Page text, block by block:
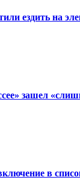
ездить на
зашел
включение в